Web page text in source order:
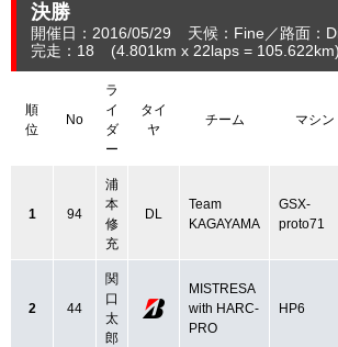
決勝
開催日：2016/05/29 天候：Fine 路面：
完走：18
(4.801 km x 22laps = 105.622km)
順
位
No
ラ
イ
ダ
ー
タイ
ヤ
チーム マシン
1 94
浦
本
修
充
DL
Team
KAGAYAMA
GSX-
proto71
2 44
関
口
太
郎
MISTRESA
with HARC-
PRO
HP6